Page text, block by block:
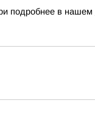
подробнее в нашем